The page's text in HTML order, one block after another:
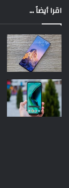
اقرا أيضاً ...